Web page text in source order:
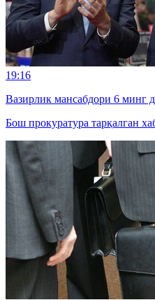
19:16
Вазирлик мансабдори 6 минг
Бош прокуратура тарқалган